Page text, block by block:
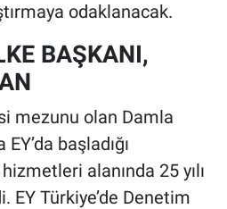
odaklanacak.
BAŞKANI,
mezunu olan Damla
başladığı
alanında 25 yılı
EY Türkiye’de Denetim